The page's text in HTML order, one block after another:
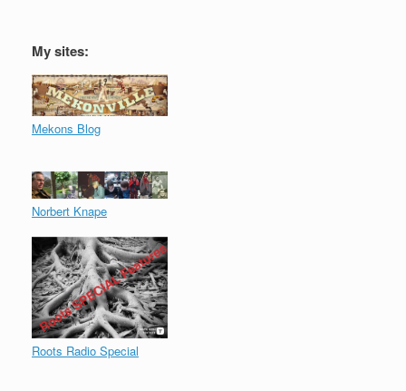
My sites:
Mekons Blog
Norbert Knape
Roots Radio Special